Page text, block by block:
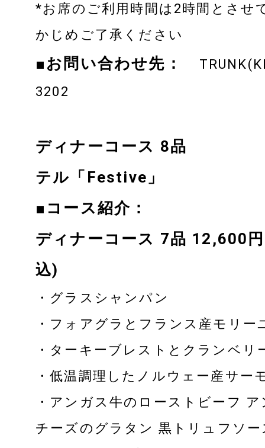
PRODUCE BY
*お席のご利用時間は2時間とさせ
かじめご了承ください
■お問い合わせ先：
3202
ディナーコース 8品
テル「Festive」
■コース紹介：
ディナーコース 7品 12,600
込)
・グラスシャンパン
・フォアグラとフランス産モリー
・ターキーブレストとクランベリ
・低温調理したノルウェー産サー
・アンガス牛のローストビーフ
チーズのグラタン 黒トリュフソー